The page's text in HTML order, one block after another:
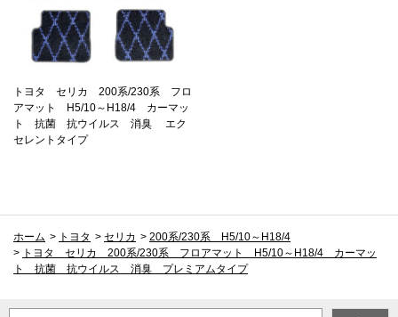
トヨタ セリカ 200系/230系 フロ
アマット H5/10～H18/4 カーマッ
ト 抗菌 抗ウイルス 消臭 エク
セレントタイプ
ホーム > トヨタ > セリカ > 200系/230系 H5/10～H18/4
> トヨタ セリカ 200系/230系 フロアマット H5/10～H18/4 カーマッ
ト 抗菌 抗ウイルス 消臭 プレミアムタイプ